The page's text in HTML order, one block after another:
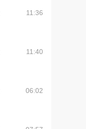
11:36
11:40
06:02